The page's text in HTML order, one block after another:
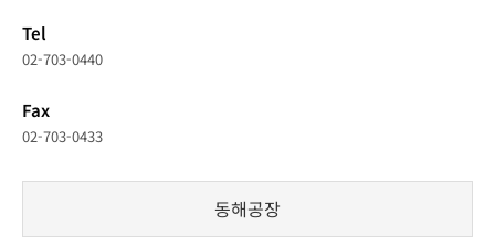
Tel
02-703-0440
Fax
02-703-0433
동해공장